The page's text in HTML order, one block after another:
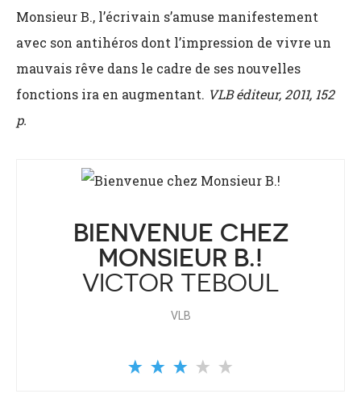
Monsieur B., l’écrivain s’amuse manifestement
avec son antihéros dont l’impression de vivre un
mauvais rêve dans le cadre de ses nouvelles
fonctions ira en augmentant. VLB éditeur, 2011, 152
p.
BIENVENUE CHEZ
MONSIEUR B.!
VICTOR TEBOUL
VLB